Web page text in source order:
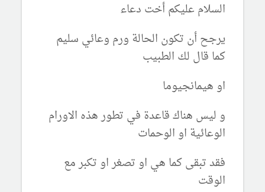
السلام عليكم أخت دعاء
يرجح أن تكون الحالة ورم وعائي سليم
كما قال لك الطبيب
او هيمانجيوما
و ليس هناك قاعدة في تطور هذه الاورام
الوعائية او الوحمات
فقد تبقى كما هي او تصغر او تكبر مع
الوقت